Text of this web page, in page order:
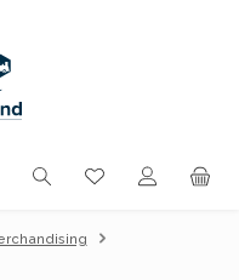
Du hast 0